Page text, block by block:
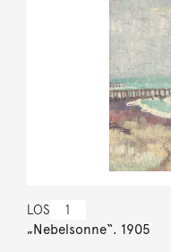
LOS 1
„Nebelsonne“. 1905